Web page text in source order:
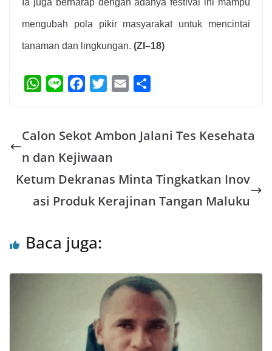
Ia juga berharap dengan adanya festival ini mampu
mengubah pola pikir masyarakat untuk mencintai
tanaman dan lingkungan. (ZI –18)
W
t
p
p
e
e
o
k
t
r
i
r
Calon Sekot Ambon Jalani Tes Kesehata
n dan Kejiwaan
Ketum Dekranas Minta Tingkatkan Inov
asi Produk Kerajinan Tangan Maluku
Baca juga: